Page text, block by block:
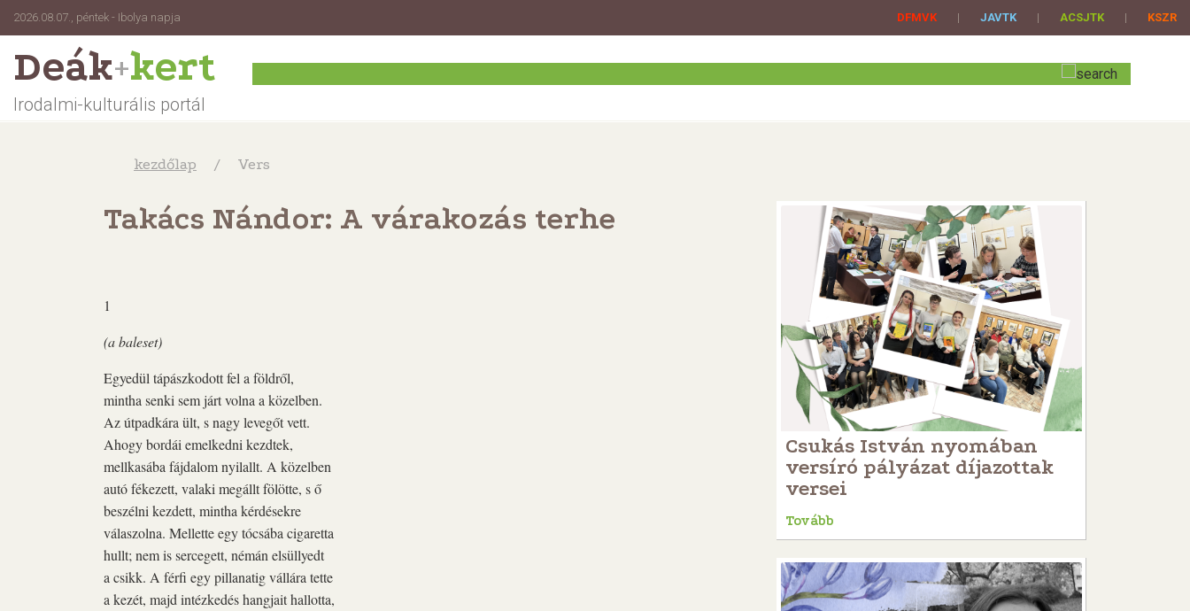
2026.08.07., péntek - Ibolya napja DFMVK | JAVTK | ACSJTK | KSZR
Deák+kert
Irodalmi-kulturális portál
kezdőlap Vers
Takács Nándor: A várakozás terhe
1
(a baleset)
Egyedül tápászkodott fel a földről,
mintha senki sem járt volna a közelben.
Az útpadkára ült, s nagy levegőt vett.
Ahogy bordái emelkedni kezdtek,
mellkasába fájdalom nyilallt. A közelben
autó fékezett, valaki megállt fölötte, s ő
beszélni kezdett, mintha kérdésekre
válaszolna. Mellette egy tócsába cigaretta
hullt; nem is sercegett, némán elsüllyedt
a csikk. A férfi egy pillanatig vállára tette
a kezét, majd intézkedés hangjait hallotta,
Csukás István nyomában
versíró pályázat díjazottak
versei
Tovább